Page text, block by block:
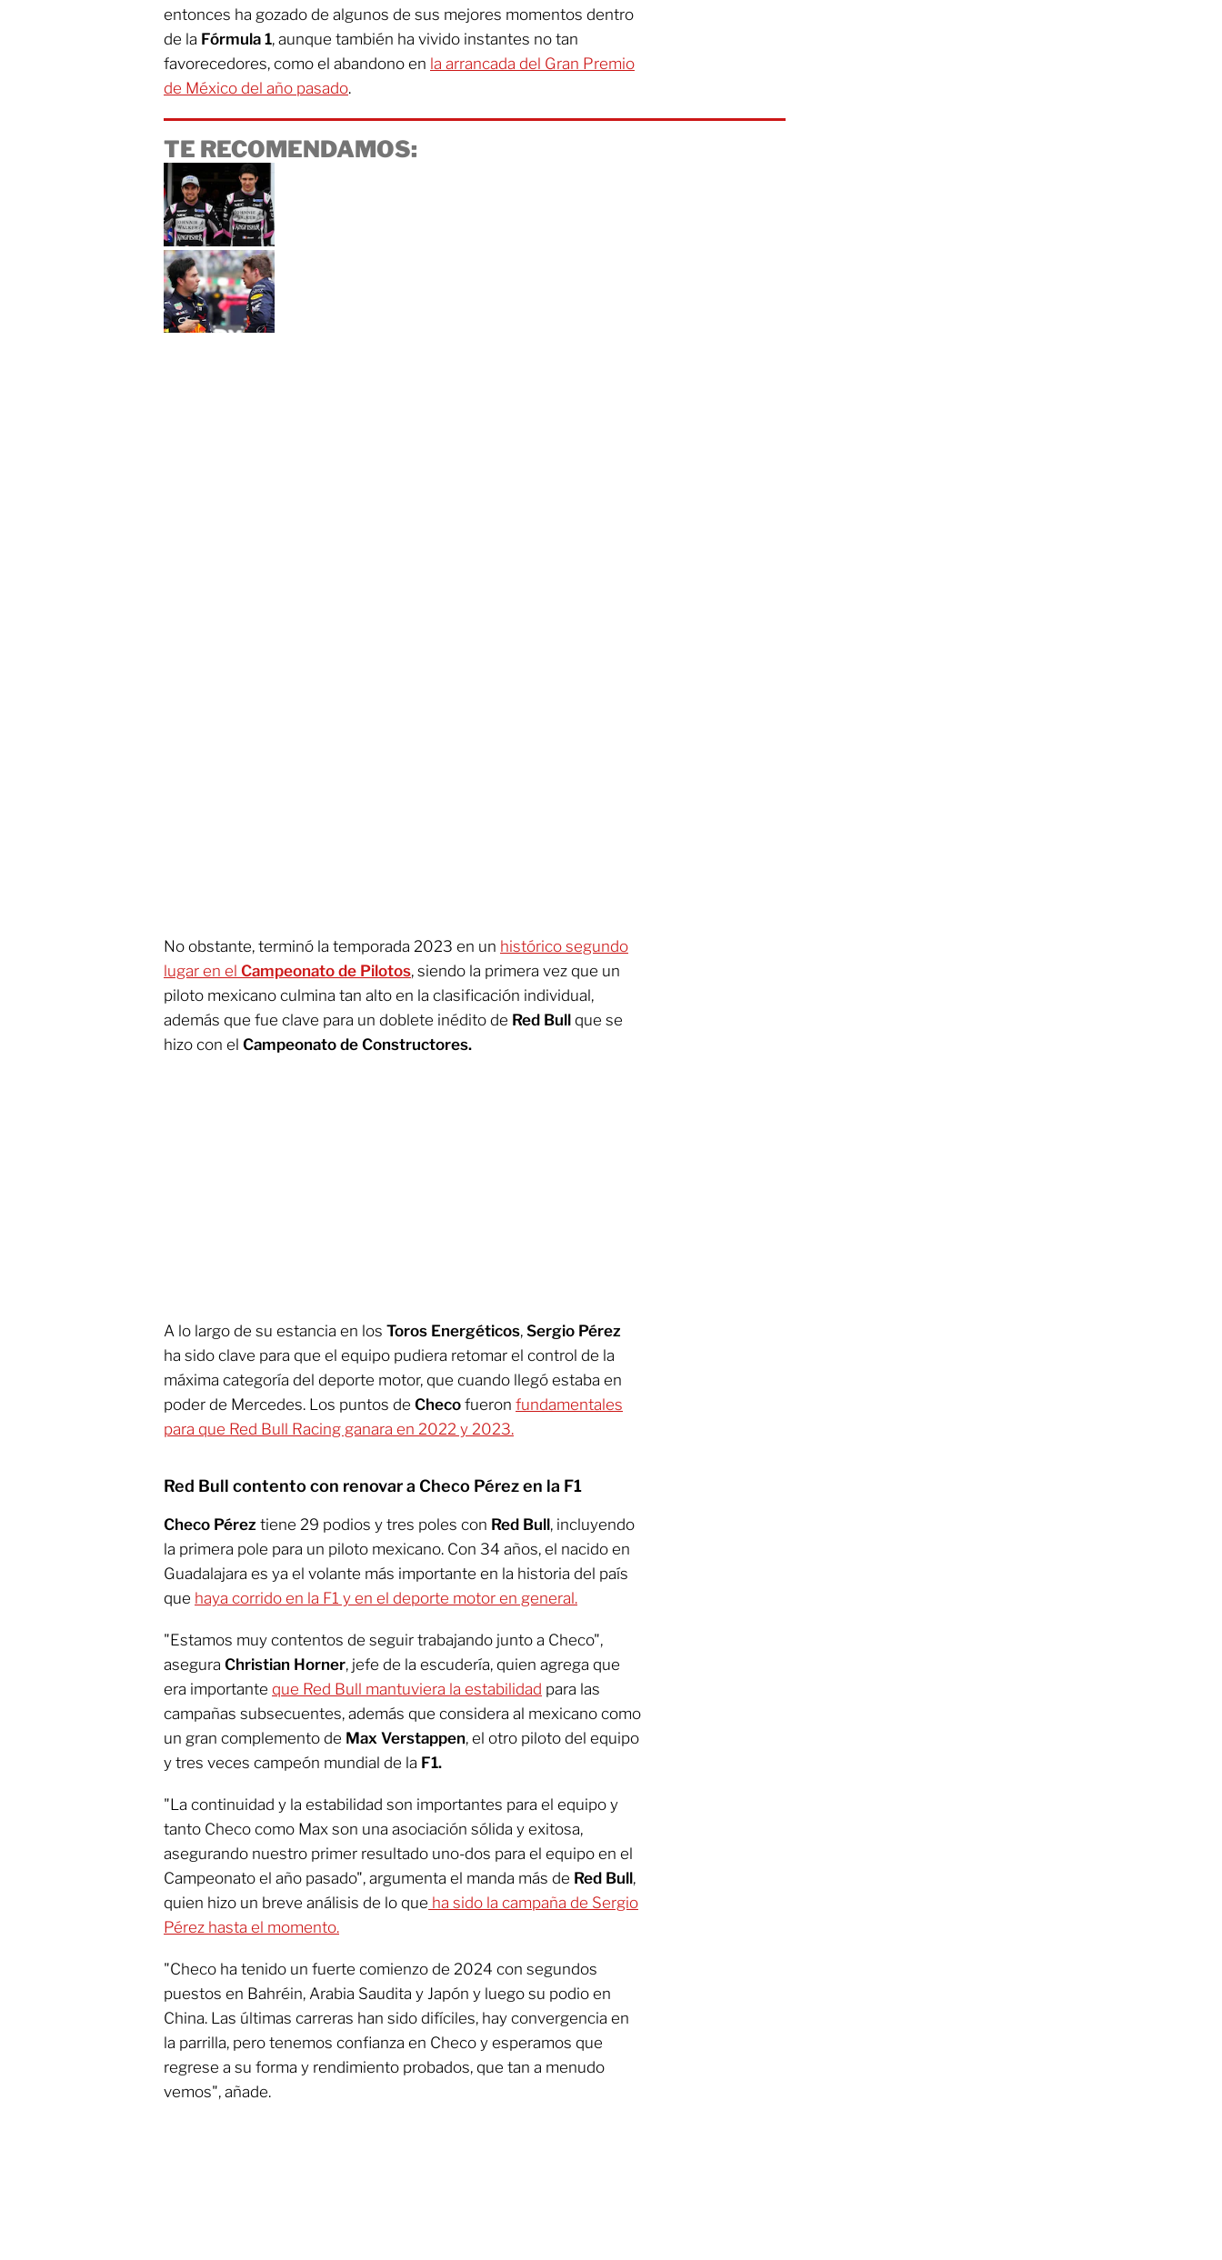
entonces ha gozado de algunos de sus mejores momentos dentro
de la Fórmula 1, aunque también ha vivido instantes no tan
favorecedores, como el abandono en la arrancada del Gran Premio
de México del año pasado.
TE RECOMENDAMOS:
No obstante, terminó la temporada 2023 en un histórico segundo
lugar en el Campeonato de Pilotos, siendo la primera vez que un
piloto mexicano culmina tan alto en la clasificación individual,
además que fue clave para un doblete inédito de Red Bull que se
hizo con el Campeonato de Constructores.
A lo largo de su estancia en los Toros Energéticos, Sergio Pérez
ha sido clave para que el equipo pudiera retomar el control de la
máxima categoría del deporte motor, que cuando llegó estaba en
poder de Mercedes. Los puntos de Checo fueron fundamentales
para que Red Bull Racing ganara en 2022 y 2023.
Red Bull contento con renovar a Checo Pérez en la F1
Checo Pérez tiene 29 podios y tres poles con Red Bull, incluyendo
la primera pole para un piloto mexicano. Con 34 años, el nacido en
Guadalajara es ya el volante más importante en la historia del país
que haya corrido en la F1 y en el deporte motor en general.
"Estamos muy contentos de seguir trabajando junto a Checo",
asegura Christian Horner, jefe de la escudería, quien agrega que
era importante que Red Bull mantuviera la estabilidad para las
campañas subsecuentes, además que considera al mexicano como
un gran complemento de Max Verstappen, el otro piloto del equipo
y tres veces campeón mundial de la F1.
"La continuidad y la estabilidad son importantes para el equipo y
tanto Checo como Max son una asociación sólida y exitosa,
asegurando nuestro primer resultado uno-dos para el equipo en el
Campeonato el año pasado", argumenta el manda más de Red Bull,
quien hizo un breve análisis de lo que ha sido la campaña de Sergio
Pérez hasta el momento.
"Checo ha tenido un fuerte comienzo de 2024 con segundos
puestos en Bahréin, Arabia Saudita y Japón y luego su podio en
China. Las últimas carreras han sido difíciles, hay convergencia en
la parrilla, pero tenemos confianza en Checo y esperamos que
regrese a su forma y rendimiento probados, que tan a menudo
vemos", añade.